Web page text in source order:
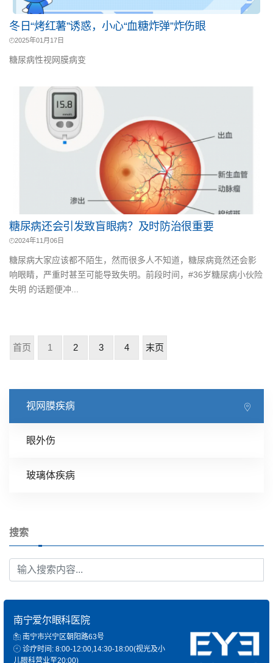
视网膜疾病
眼外伤
玻璃体疾病
搜索
冬日“烤红薯”诱惑，小心“血糖炸弹”炸伤眼
2025年01月17日
糖尿病性视网膜病变
糖尿病还会引发致盲眼病？及时防治很重要
2024年11月06日
糖尿病大家应该都不陌生，然而很多人不知道，糖尿病竟然还会影
响眼睛，严重时甚至可能导致失明。前段时间，#36岁糖尿病小伙险
失明 的话题便冲...
首页 1 2 3 4 末页
南宁爱尔眼科医院
南宁市兴宁区朝阳路63号
诊疗时间: 8:00-12:00,14:30-18:00(视光及小
儿眼科营业至20:00)